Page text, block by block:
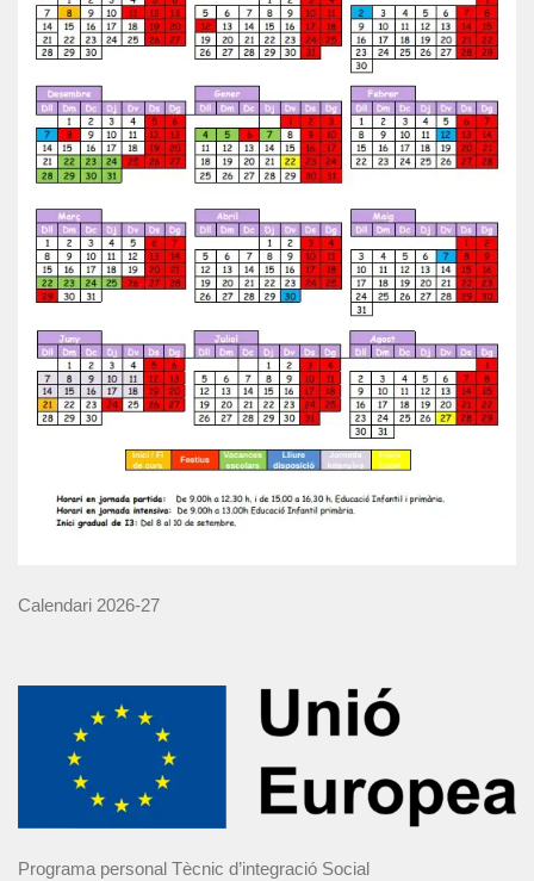
Calendari 2026-27
Programa personal Tècnic d’integració Social